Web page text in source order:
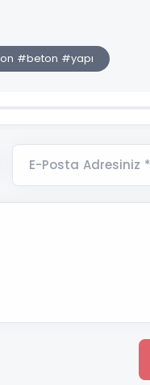
#beton #yapı
E-Posta Adresiniz *